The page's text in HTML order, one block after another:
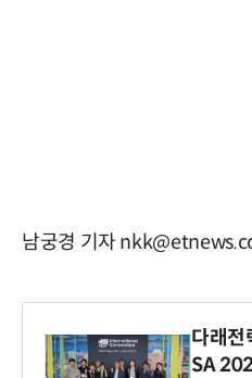
남궁경 기자
다래전
SA